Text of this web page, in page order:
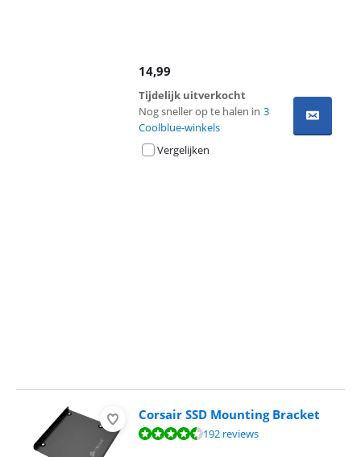
14,99
Tijdelijk uitverkocht
Nog sneller op te halen in 3
Coolblue-winkels
Vergelijken
Corsair SSD Mounting Bracket
Beoordeling is 8,6 van de 10, gebaseerd op 192 reviews.
192 reviews